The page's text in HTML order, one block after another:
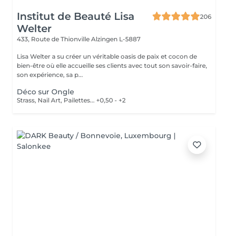
Institut de Beauté Lisa
Welter
206
433, Route de Thionville Alzingen L-5887
Lisa Welter a su créer un véritable oasis de paix et cocon de
bien-être où elle accueille ses clients avec tout son savoir-faire,
son expérience, sa p...
Déco sur Ongle
Strass, Nail Art, Pailettes... +0,50 - +2